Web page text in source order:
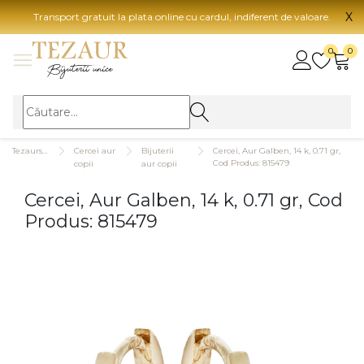
Transport gratuit la plata online cu cardul, indiferent de valoare. X
0 0
BIJUTERII
BIJUTERII FEMEI
Inele
Bratari
BIJUTERII BARBATI
Cercei aur
copii
Bijuterii
aur copii
Cercei, Aur Galben, 14 k, 0.71 gr,
Cod Produs: 815479
Cercei, Aur Galben, 14 k, 0.71 gr, Cod
Produs: 815479